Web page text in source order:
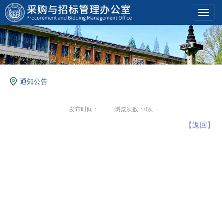
通知公告
发布时间： 浏览次数：0次
【返回】